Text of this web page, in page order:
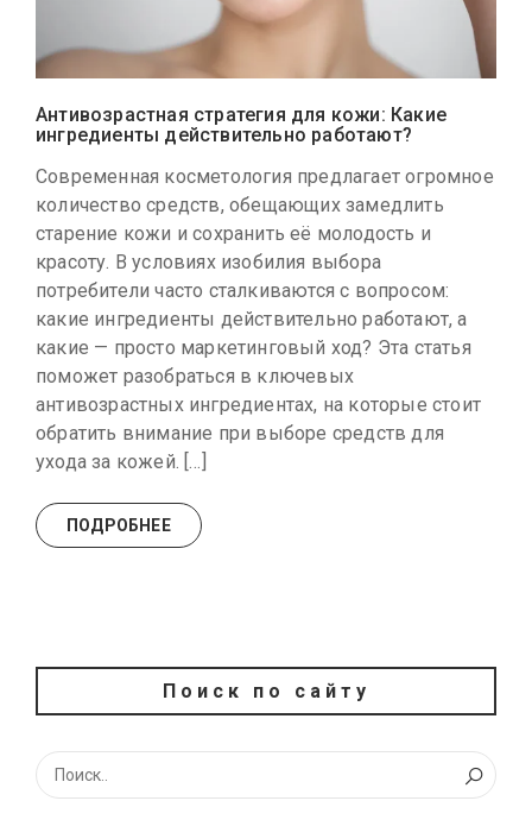
Антивозрастная стратегия для кожи: Какие
ингредиенты действительно работают?
Современная косметология предлагает огромное
количество средств, обещающих замедлить
старение кожи и сохранить её молодость и
красоту. В условиях изобилия выбора
потребители часто сталкиваются с вопросом:
какие ингредиенты действительно работают, а
какие — просто маркетинговый ход? Эта статья
поможет разобраться в ключевых
антивозрастных ингредиентах, на которые стоит
обратить внимание при выборе средств для
ухода за кожей. […]
ПОДРОБНЕЕ
Поиск по сайту